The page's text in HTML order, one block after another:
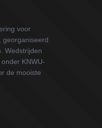
voor
georganiseerd
Wedstrijden
KNWU-
de mooiste